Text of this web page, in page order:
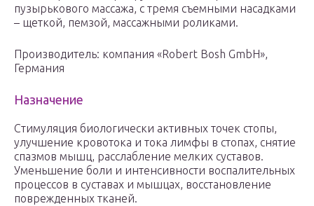
пузырькового массажа, с тремя съемными насадками
– щеткой, пемзой, массажными роликами.
Производитель: компания «Robert Bosh GmbH»,
Германия
Назначение
Стимуляция биологически активных точек стопы,
улучшение кровотока и тока лимфы в стопах, снятие
спазмов мышц, расслабление мелких суставов.
Уменьшение боли и интенсивности воспалительных
процессов в суставах и мышцах, восстановление
поврежденных тканей.